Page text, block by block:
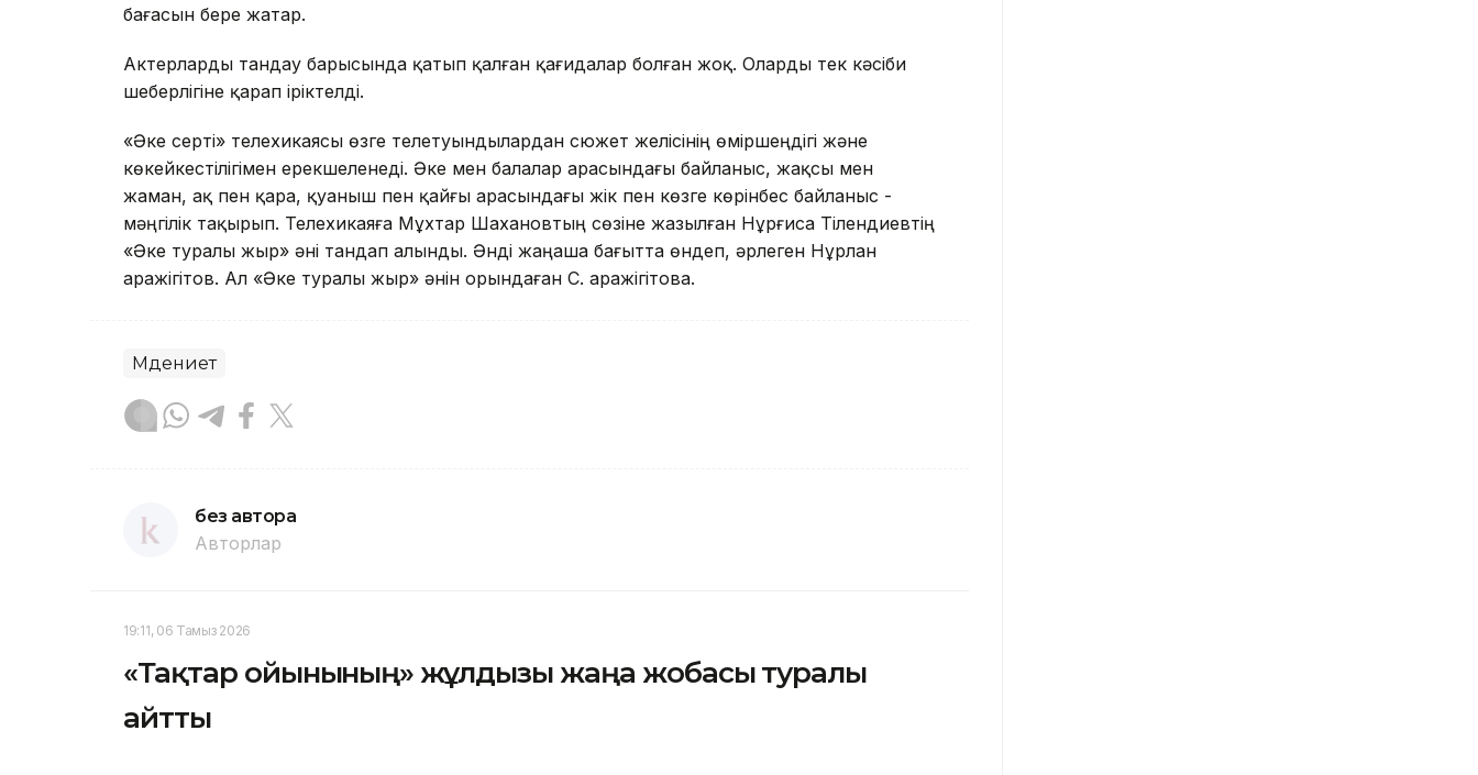
бағасын бере жатар.
Актерларды тандау барысында қатып қалған қағидалар болған жоқ. Оларды тек кәсіби
шеберлігіне қарап іріктелді.
«Әке серті» телехикаясы өзге телетуындылардан сюжет желісінің өміршеңдігі және
көкейкестілігімен ерекшеленеді. Әке мен балалар арасындағы байланыс, жақсы мен
жаман, ақ пен қара, қуаныш пен қайғы арасындағы жік пен көзге көрінбес байланыс -
мәңгілік тақырып. Телехикаяға Мұхтар Шахановтың сөзіне жазылған Нұрғиса Тілендиевтің
«Әке туралы жыр» әні тандап алынды. Әнді жаңаша бағытта өндеп, әрлеген Нұрлан
Қаражігітов. Ал «Әке туралы жыр» әнін орындаған С. Қаражігітова.
Мәдениет
без автора
Авторлар
19:11, 06 Тамыз 2026
«Тақтар ойынының» жұлдызы жаңа жобасы туралы
айтты